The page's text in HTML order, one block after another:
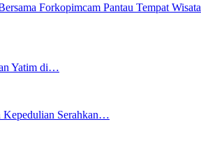
Forkopimcam Pantau Tempat Wisata
Yatim di…
Kepedulian Serahkan…